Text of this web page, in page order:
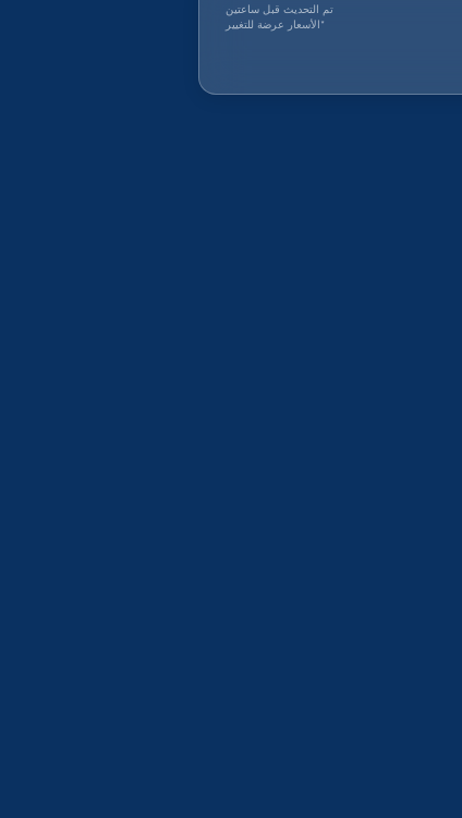
تم التحديث قبل ساعتين
*الأسعار عرضة للتغيير